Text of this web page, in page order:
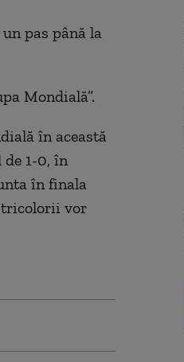
pas până la
Mondială”.
în această
1-0, în
în finala
tricolorii vor